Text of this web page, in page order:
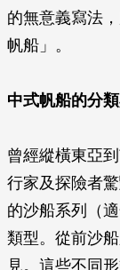
的無意義寫法
帆船」。
中式帆船的分
曾經縱橫東亞
行家及探險者
的沙船系列（
類型。從前沙
見。這些不同